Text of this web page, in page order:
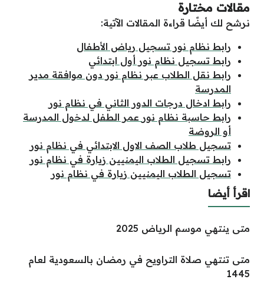
مقالات مختارة
نرشح لك أيضًا قراءة المقالات الآتية:
رابط نظام نور تسجيل رياض الأطفال
رابط تسجيل نظام نور أول ابتدائي
رابط نقل الطلاب عبر نظام نور دون موافقة مدير
المدرسة
رابط ادخال درجات الدور الثاني في نظام نور
رابط حاسبة نظام نور عمر الطفل لدخول المدرسة
أو الروضة
تسجيل طلاب الصف الاول الابتدائي في نظام نور
رابط تسجيل الطلاب اليمنيين زيارة في نظام نور
تسجيل الطلاب اليمنيين زيارة في نظام نور
اقرأ أيضا
متى ينتهي موسم الرياض 2025
متى تنتهي صلاة التراويح في رمضان بالسعودية لعام
1445